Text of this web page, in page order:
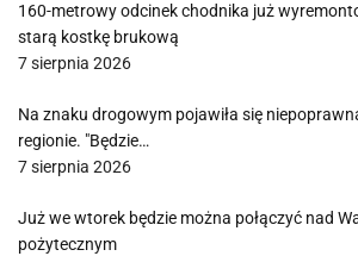
160-metrowy odcinek chodnika już
starą kostkę brukową
7 sierpnia 2026
Na znaku drogowym pojawiła się
regionie. "Będzie…
7 sierpnia 2026
Już we wtorek będzie można połączyć nad
pożytecznym